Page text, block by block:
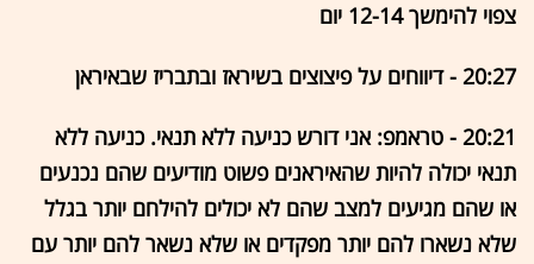
צפוי להימשך 12-14 יום
20:27 - דיווחים על פיצוצים בשיראז ובתבריז שבאיראן
20:21 - טראמפ: אני דורש כניעה ללא תנאי. כניעה ללא
תנאי יכולה להיות שהאיראנים פשוט מודיעים שהם נכנעים
או שהם מגיעים למצב שהם לא יכולים להילחם יותר בגלל
שלא נשארו להם יותר מפקדים או שלא נשאר להם יותר עם